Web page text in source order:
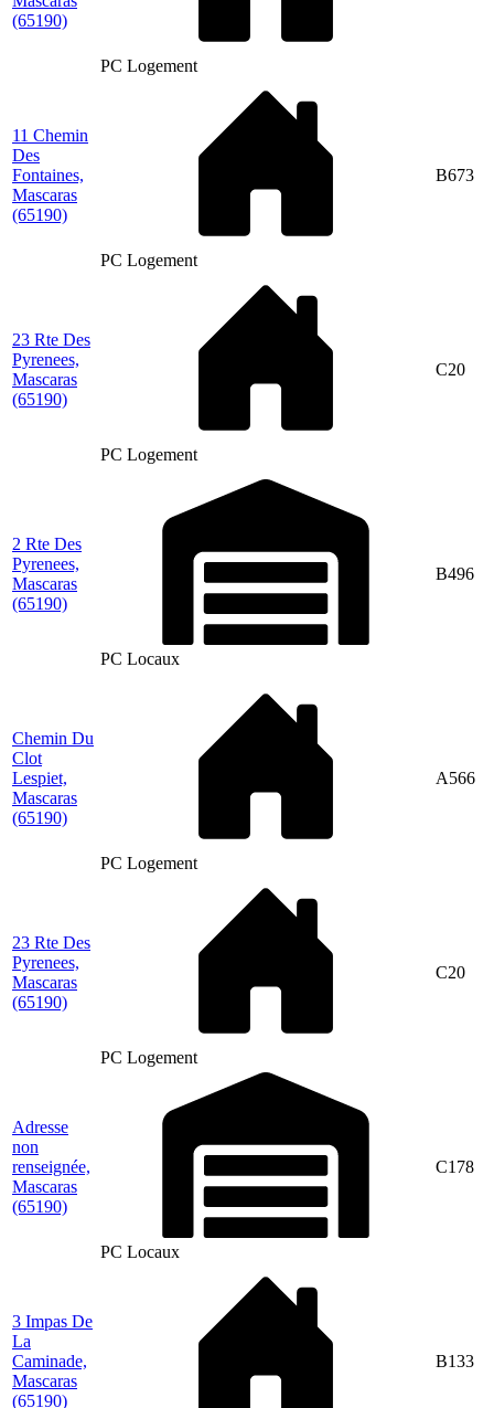
(65190)
PC Logement
11 Chemin
Des
Fontaines,
Mascaras
(65190)
PC Logement
B673
23 Rte Des
Pyrenees,
Mascaras
(65190)
PC Logement
C20
2 Rte Des
Pyrenees,
Mascaras
(65190)
PC Locaux
B496
Chemin Du
Clot
Lespiet,
Mascaras
(65190)
PC Logement
A566
23 Rte Des
Pyrenees,
Mascaras
(65190)
PC Logement
C20
Adresse
non
renseignée,
Mascaras
(65190)
PC Locaux
C178
3 Impas De
La
Caminade,
Mascaras
(65190)
B133